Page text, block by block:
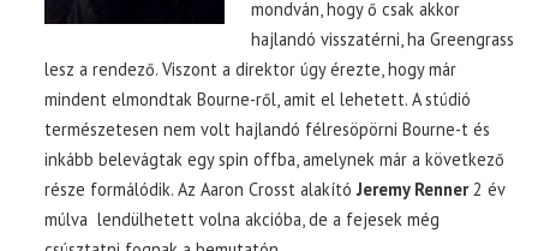
mondván, hogy ő csak akkor
hajlandó visszatérni, ha Greengrass
lesz a rendező. Viszont a direktor úgy érezte, hogy már
mindent elmondtak Bourne-ről, amit el lehetett. A stúdió
természetesen nem volt hajlandó félresöpörni Bourne-t és
inkább belevágtak egy spin offba, amelynek már a következő
része formálódik. Az Aaron Crosst alakítóJeremy Renner2 év
múlva lendülhetett volna akcióba, de a fejesek még